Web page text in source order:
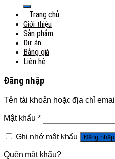
Trang chủ
Giới thiệu
Sản phẩm
Dự án
Bảng giá
Liên hệ
Đăng nhập
Tên tài khoản hoặc địa chỉ email
Mật khẩu *
Ghi nhớ mật khẩu Đăng nhập
Quên mật khẩu?